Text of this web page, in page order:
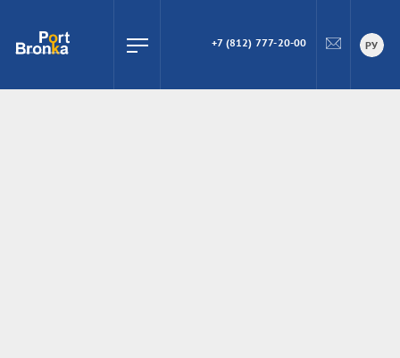
ПОИСК
+7 (812) 777-20-00 РУ